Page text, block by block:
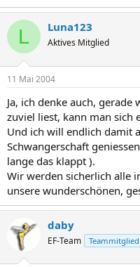
L Luna123
Aktives Mitglied
11 Mai 2004
Ja, ich denke auch,
zuviel liest, kann man sich
Und ich will endlich damit
Schwangerschaft
lange das klappt ).
Wir werden sicherlich alle
unsere wunderschönen,
daby
EF-Team Teammitglied